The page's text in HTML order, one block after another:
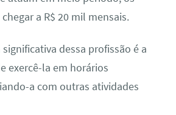
a R$ 20 mil mensais.
dessa profissão é a
exercê-la em horários
a com outras atividades